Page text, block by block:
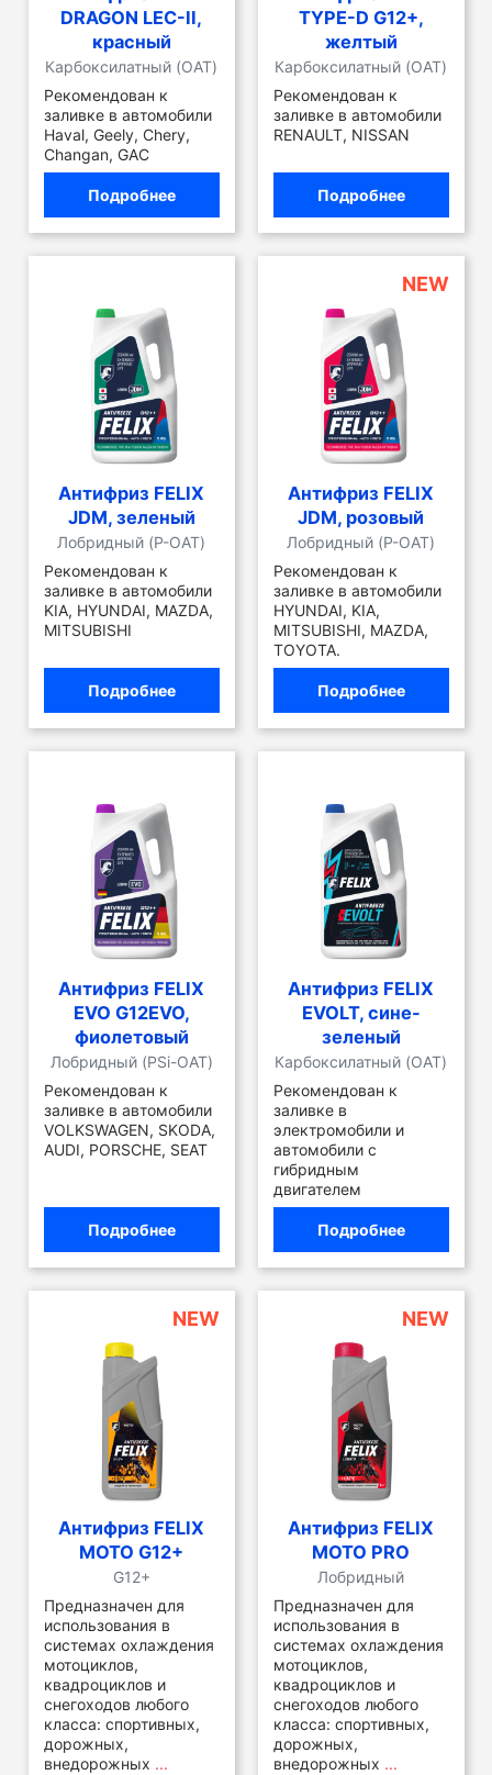
DRAGON LEC-II,
красный
Карбоксилатный (OAT)
Рекомендован к
заливке в автомобили
Haval, Geely, Chery,
Changan, GAC
Подробнее
TYPE-D G12+,
желтый
Карбоксилатный (OAT)
Рекомендован к
заливке в автомобили
RENAULT, NISSAN
Подробнее
Антифриз FELIX
JDM, зеленый
Лобридный (P-OAT)
Рекомендован к
заливке в автомобили
KIA, HYUNDAI, MAZDA,
MITSUBISHI
Подробнее
NEW
Антифриз FELIX
JDM, розовый
Лобридный (P-OAT)
Рекомендован к
заливке в автомобили
HYUNDAI, KIA,
MITSUBISHI, MAZDA,
TOYOTA.
Подробнее
Антифриз FELIX
EVO G12EVO,
фиолетовый
Лобридный (PSi-OAT)
Рекомендован к
заливке в автомобили
VOLKSWAGEN, SKODA,
AUDI, PORSCHE, SEAT
Подробнее
Антифриз FELIX
EVOLT, сине-
зеленый
Карбоксилатный (OAT)
Рекомендован к
заливке в
электромобили и
автомобили с
гибридным
двигателем
Подробнее
NEW
Антифриз FELIX
MOTO G12+
G12+
Предназначен для
использования в
системах охлаждения
мотоциклов,
квадроциклов и
снегоходов любого
класса: спортивных,
дорожных,
внедорожных ...
NEW
Антифриз FELIX
MOTO PRO
Лобридный
Предназначен для
использования в
системах охлаждения
мотоциклов,
квадроциклов и
снегоходов любого
класса: спортивных,
дорожных,
внедорожных ...